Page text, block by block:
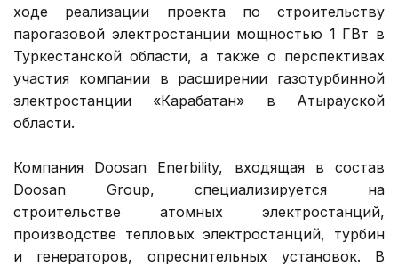
ходе реализации проекта по строительству
парогазовой электростанции мощностью 1 ГВт в
Туркестанской области, а также о перспективах
участия компании в расширении газотурбинной
электростанции «Карабатан» в Атырауской
области.
Компания Doosan Enerbility, входящая в состав
Doosan Group, специализируется на
строительстве атомных электростанций,
производстве тепловых электростанций, турбин
и генераторов, опреснительных установок. В